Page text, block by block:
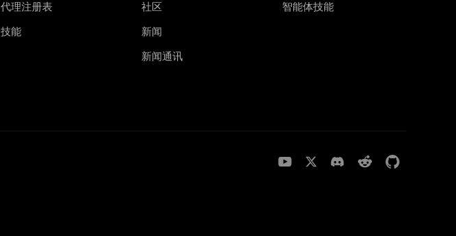
代理注册表
技能
社区
新闻
新闻通讯
智能体技能